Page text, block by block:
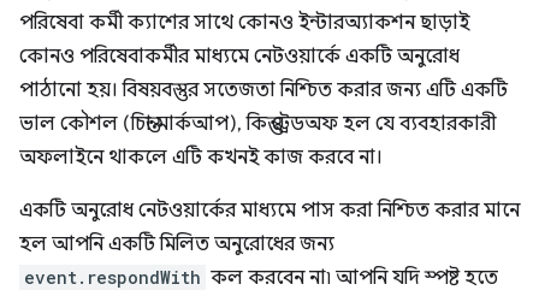
পরিষেবা কর্মী ক্যাশের সাথে কোনও ইন্টারঅ্যাকশন ছাড়াই
কোনও পরিষেবাকর্মীর মাধ্যমে নেটওয়ার্কে একটি অনুরোধ
পাঠানো হয়। বিষয়বস্তুর সতেজতা নিশ্চিত করার জন্য এটি একটি
ভাল কৌশল (চিন্তা মার্কআপ), কিন্তু ট্রেডঅফ হল যে ব্যবহারকারী
অফলাইনে থাকলে এটি কখনই কাজ করবে না।
একটি অনুরোধ নেটওয়ার্কের মাধ্যমে পাস করা নিশ্চিত করার মানে
হল আপনি একটি মিলিত অনুরোধের জন্য
event.respondWith কল করবেন না৷ আপনি যদি স্পষ্ট হতে